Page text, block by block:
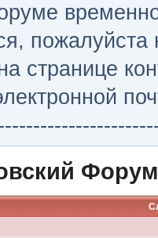
странице
Форум